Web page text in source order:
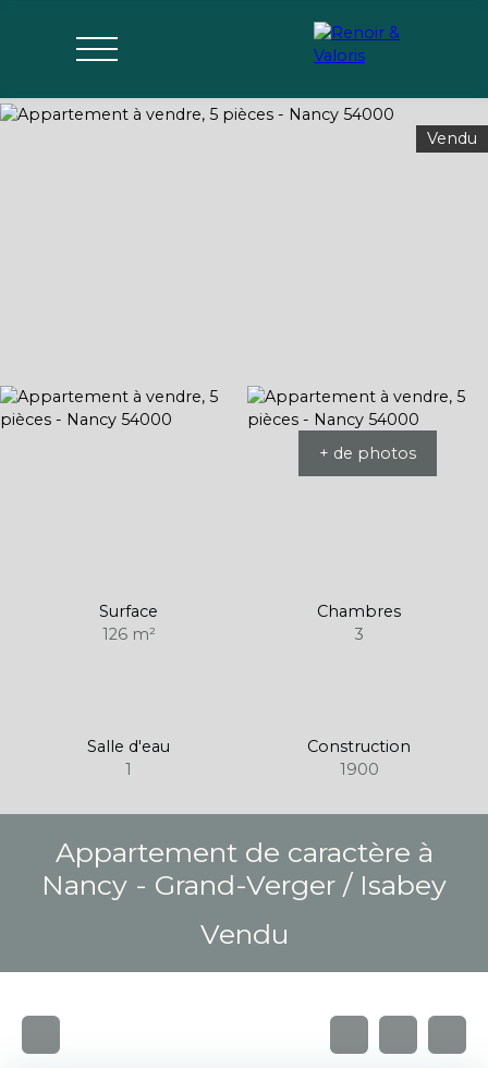
Vendu
+ de photos
Surface
126 m²
Chambres
3
Salle d'eau
1
Construction
1900
Appartement de caractère à
Nancy - Grand-Verger / Isabey
Vendu